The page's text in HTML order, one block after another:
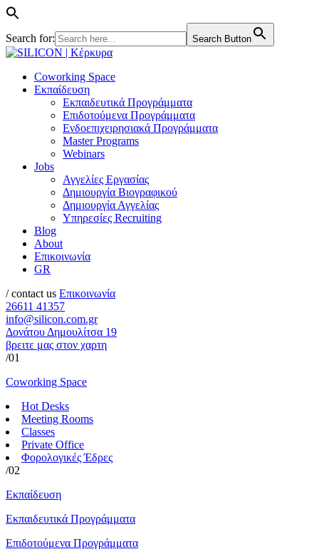
Search for: Search Button
Coworking Space
Εκπαίδευση
Εκπαιδευτικά Προγράμματα
Επιδοτούμενα Προγράμματα
Ενδοεπιχειρησιακά Προγράμματα
Master Programs
Webinars
Jobs
Αγγελίες Εργασίας
Δημιουργία Βιογραφικού
Δημιουργία Αγγελίας
Υπηρεσίες Recruiting
Blog
About
Επικοινωνία
GR
/ contact us Επικοινωνία
26611 41357
info@silicon.com.gr
Δονάτου Δημουλίτσα 19
βρειτε μας στον χαρτη
/01
Coworking Space
Hot Desks
Meeting Rooms
Classes
Private Office
Φορολογικές Έδρες
/02
Εκπαίδευση
Εκπαιδευτικά Προγράμματα
Επιδοτούμενα Προγράμματα